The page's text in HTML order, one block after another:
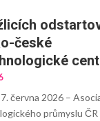
české
června 2026 –
průmyslu ČR